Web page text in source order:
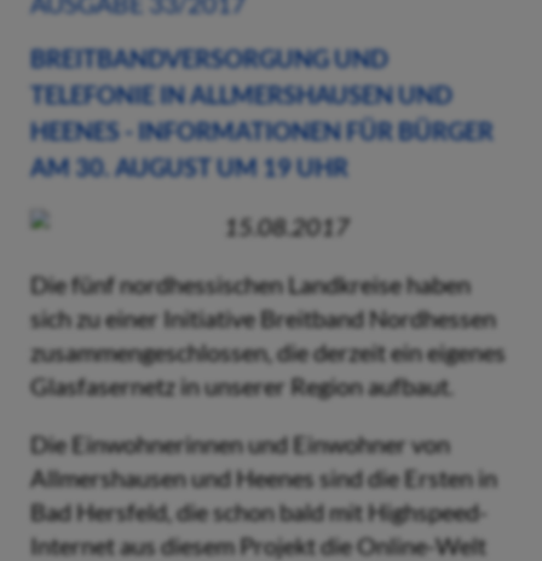
BREITBANDVERSORGUNG UND
TELEFONIE IN ALLMERSHAUSEN UND
HEENES - INFORMATIONEN FÜR BÜRGER
AM 30. AUGUST UM 19 UHR
15.08.2017
Die fünf nordhessischen Landkreise haben
sich zu einer Initiative Breitband Nordhessen
zusammengeschlossen, die derzeit ein eigenes
Glasfasernetz in unserer Region aufbaut.
Die Einwohnerinnen und Einwohner von
Allmershausen und Heenes sind die Ersten in
Bad Hersfeld, die schon bald mit Highspeed-
Internet aus diesem Projekt die Online-Welt